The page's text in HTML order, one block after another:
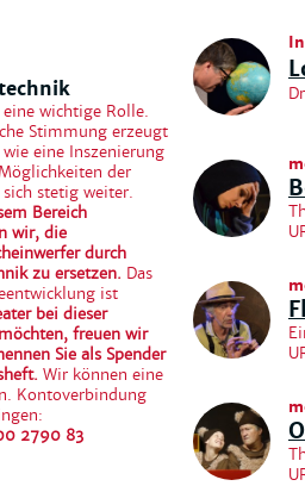
wichtige Rolle.
Stimmung erzeugt
eine Inszenierung
der
stetig weiter.
Bereich
wir, die
durch
zu ersetzen. Das
ist
bei dieser
freuen wir
Sie als Spender
Wir können eine
Kontoverbindung
2790 83